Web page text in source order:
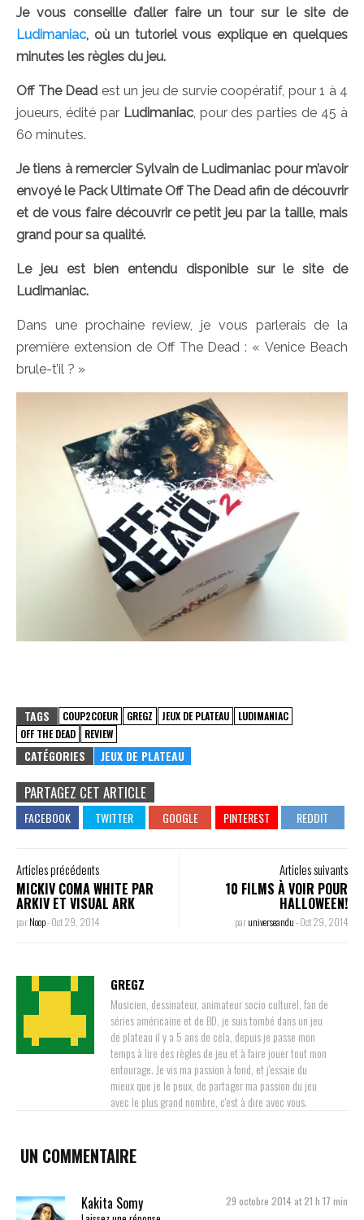
Je vous conseille d’aller faire un tour sur le site de
Ludimaniac, où un tutoriel vous explique en quelques
minutes les règles du jeu.
Off The Dead est un jeu de survie coopératif, pour 1 à 4
joueurs, édité par Ludimaniac, pour des parties de 45 à
60 minutes.
Je tiens à remercier Sylvain de Ludimaniac pour m’avoir
envoyé le Pack Ultimate Off The Dead afin de découvrir
et de vous faire découvrir ce petit jeu par la taille, mais
grand pour sa qualité.
Le jeu est bien entendu disponible sur le site de
Ludimaniac.
Dans une prochaine review, je vous parlerais de la
première extension de Off The Dead : « Venice Beach
brule-t’il ? »
TAGS COUP2COEUR GREGZ JEUX DE PLATEAU
LUDIMANIAC
OFF THE DEAD
REVIEW
CATÉGORIES JEUX DE PLATEAU
PARTAGEZ CET ARTICLE
Articles précédents
MICKIV COMA WHITE PAR
ARKIV ET VISUAL ARK
parNoop-Oct 29, 2014
Articles suivants
10 FILMS À VOIR POUR
HALLOWEEN!
paruniverseandu-Oct 29, 2014
GREGZ
Musicien, dessinateur, animateur socio culturel, fan de
séries américaine et de BD, je suis tombé dans un jeu
de plateau il y a 5 ans de cela, depuis je passe mon
temps à lire des règles de jeu et à faire jouer tout mon
entourage. Je vis ma passion à fond, et j'essaie du
mieux que je le peux, de partager ma passion du jeu
avec le plus grand nombre, c'est à dire avec vous.
UN COMMENTAIRE
Kakita Somy
29 octobre 2014 at 21 h 17 min